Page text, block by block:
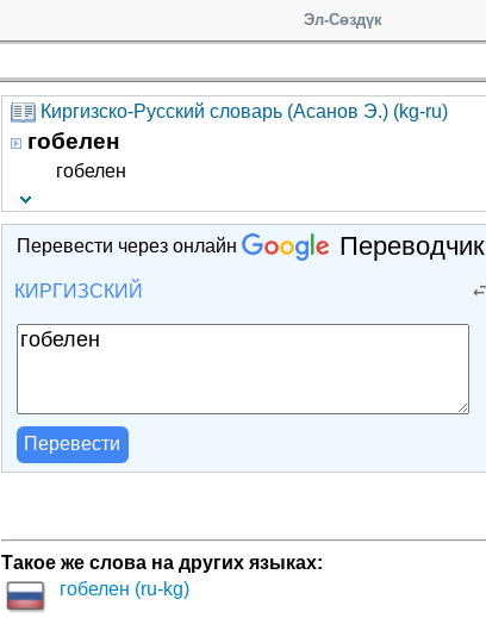
Эл-Сөздүк
Киргизско-Русский словарь (Асанов Э.) (kg-ru)
гобелен
гобелен
Перевести через онлайн Переводчик
КИРГИЗСКИЙ
Перевести
Такое же слова на других языках:
гобелен (ru-kg)